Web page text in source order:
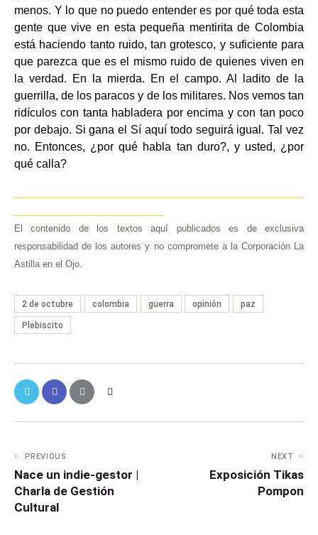
menos. Y lo que no puedo entender es por qué toda esta
gente que vive en esta pequeña mentirita de Colombia
está haciendo tanto ruido, tan grotesco, y suficiente para
que parezca que es el mismo ruido de quienes viven en
la verdad. En la mierda. En el campo. Al ladito de la
guerrilla, de los paracos y de los militares. Nos vemos tan
ridículos con tanta habladera por encima y con tan poco
por debajo. Si gana el Sí aquí todo seguirá igual. Tal vez
no. Entonces, ¿por qué habla tan duro?, y usted, ¿por
qué calla?
El contenido de los textos aquí publicados es de exclusiva
responsabilidad de los autores y no compromete a la Corporación La
Astilla en el Ojo.
2 de octubre colombia guerra opinión paz
Plebiscito
PREVIOUS
Nace un indie-gestor |
Charla de Gestión
Cultural
NEXT
Exposición Tikas
Pompon